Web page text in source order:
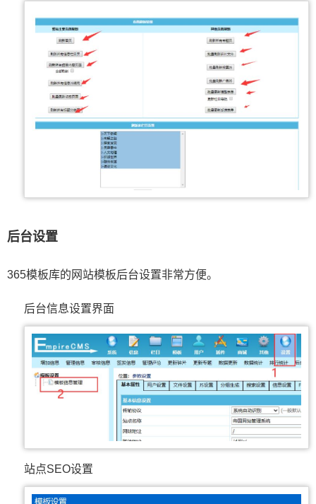
后台设置
365模板库的网站模板后台设置非常方便。
后台信息设置界面
站点SEO设置